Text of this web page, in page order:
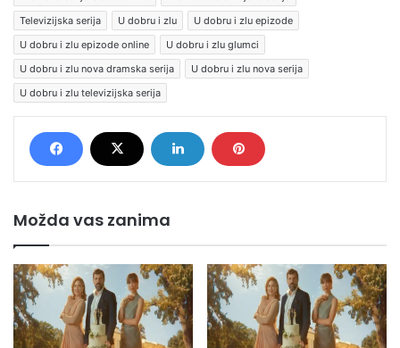
Televizijska serija
U dobru i zlu
U dobru i zlu epizode
U dobru i zlu epizode online
U dobru i zlu glumci
U dobru i zlu nova dramska serija
U dobru i zlu nova serija
U dobru i zlu televizijska serija
Možda vas zanima